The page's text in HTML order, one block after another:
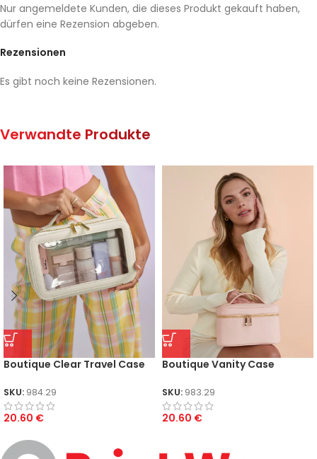
Rezensionen
Es gibt noch keine Rezensionen.
Nur angemeldete Kunden, die dieses Produkt gekauft haben,
dürfen eine Rezension abgeben.
Verwandte Produkte
Boutique Clear Travel Case
SKU: 984.29
20.60 €
Boutique Vanity Case
SKU: 983.29
20.60 €